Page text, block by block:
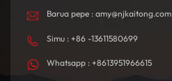
Barua pepe : amy@njkaitong.com
Simu : +86 -13611580699
Whatsapp : +8613951966615